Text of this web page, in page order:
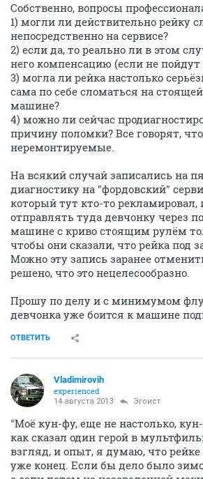
Собственно, вопросы
1) могли ли действительно рейку
непосредственно на сервисе?
2) если да, то реально ли в этом
него компенсацию (если не
3) могла ли рейка настолько
сама по себе сломаться на
машине?
4) можно ли сейчас
причину поломки? Все говорят,
неремонтируемые.
На всякий случай записались на
диагностику на "фордовский"
который тут кто-то рекламировал,
отправлять туда девчонку через
машине с криво стоящим рулём
чтобы они сказали, что рейка под
Можно эту запись заранее
решено, что это нецелесообразно.
Прошу по делу и с минимумом
девчонка уже боится к машине
ОТВЕТИТЬ
Vladimirovih
experienced
14 августа 2013 Эгоист
"Моё кун-фу, еще не настолько,
как сказал один герой в
взгляд, и опыт, я думаю, что рейке
уже конец. Если бы дело было